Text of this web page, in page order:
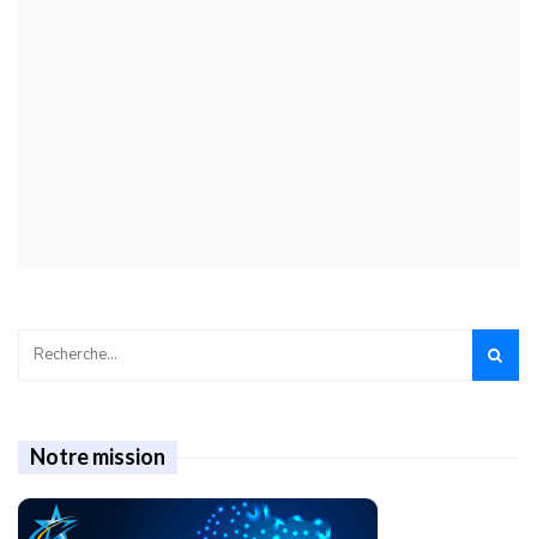
Notre mission